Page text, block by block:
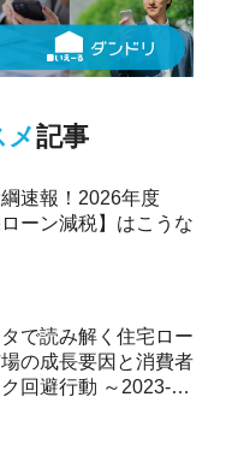
記事
速報！2026年度
ローン減税】はこうな
タで読み解く住宅ロー
の成長要因と消費者
回避行動 ～2023-